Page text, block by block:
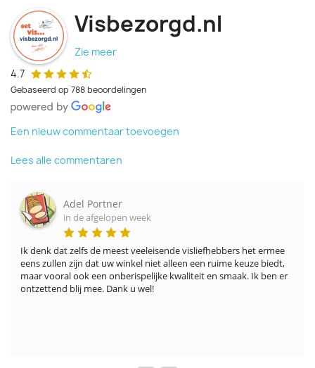
Visbezorgd.nl
Zie meer
4.7
Gebaseerd op 788 beoordelingen
Een nieuw commentaar toevoegen
Lees alle commentaren
Adel Portner
in de afgelopen week
Ik denk dat zelfs de meest veeleisende visliefhebbers het ermee
eens zullen zijn dat uw winkel niet alleen een ruime keuze biedt,
maar vooral ook een onberispelijke kwaliteit en smaak. Ik ben er
ontzettend blij mee. Dank u wel!